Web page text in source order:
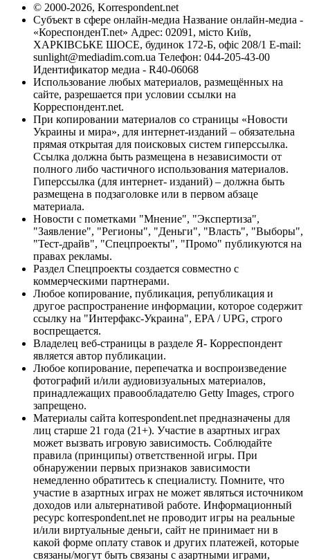
© 2000-2026, Korrespondent.net
Субъект в сфере онлайн-медиа Название онлайн-медиа -
«КореспонденТ.net» Адрес: 02091, місто Київ,
ХАРКІВСЬКЕ ШОСЕ, будинок 172-Б, офіс 208/1 E-mail:
sunlight@mediadim.com.ua Телефон: 044-205-43-00
Идентификатор медиа - R40-06068
Использование любых материалов, размещённых на
сайте, разрешается при условии ссылки на
Корреспондент.net.
При копировании материалов со страницы «Новости
Украины и мира», для интернет-изданий – обязательна
прямая открытая для поисковых систем гиперссылка.
Ссылка должна быть размещена в независимости от
полного либо частичного использования материалов.
Гиперссылка (для интернет- изданий) – должна быть
размещена в подзаголовке или в первом абзаце
материала.
Новости с пометками "Мнение", "Экспертиза",
"Заявление", "Регионы", "Деньги", "Власть", "Выборы",
"Тест-драйв", "Спецпроекты", "Промо" публикуются на
правах рекламы.
Раздел Спецпроекты создается совместно с
коммерческими партнерами.
Любое копирование, публикация, републикация и
другое распространение информации, которое содержит
ссылку на "Интерфакс-Украина", EPA / UPG, строго
воспрещается.
Владелец веб-страницы в разделе Я- Корреспондент
является автор публикации.
Любое копирование, перепечатка и воспроизведение
фотографий и/или аудиовизуальных материалов,
принадлежащих правообладателю Getty Images, строго
запрещено.
Материалы сайта korrespondent.net предназначены для
лиц старше 21 года (21+). Участие в азартных играх
может вызвать игровую зависимость. Соблюдайте
правила (принципы) ответственной игры. При
обнаружении первых признаков зависимости
немедленно обратитесь к специалисту. Помните, что
участие в азартных играх не может являться источником
доходов или альтернативой работе. Информационный
ресурс korrespondent.net не проводит игры на реальные
и/или виртуальные деньги, сайт не принимает ни в
какой форме оплату ставок и других платежей, которые
связаны/могут быть связаны с азартными играми,